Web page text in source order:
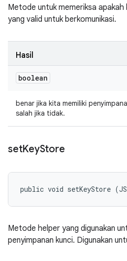
Metode untuk memeriksa
yang valid untuk berkomunikasi.
Hasil
boolean
benar jika kita memiliki
salah jika tidak.
setKeyStore
public void setKeyStore
Metode helper yang digunakan
penyimpanan kunci. Digunakan